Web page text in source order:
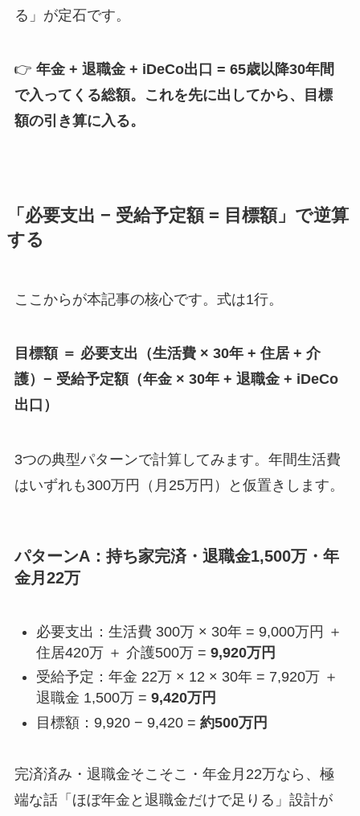
る」が定石です。
👉 年金 + 退職金 + iDeCo出口 = 65歳以降30年間
で入ってくる総額。これを先に出してから、目標
額の引き算に入る。
「必要支出 − 受給予定額 = 目標額」で逆算
する
ここからが本記事の核心です。式は1行。
目標額 ＝ 必要支出（生活費 × 30年 + 住居 + 介
護）− 受給予定額（年金 × 30年 + 退職金 + iDeCo
出口）
3つの典型パターンで計算してみます。年間生活費
はいずれも300万円（月25万円）と仮置きします。
パターンA：持ち家完済・退職金1,500万・年
金月22万
必要支出：生活費 300万 × 30年 = 9,000万円 ＋
住居420万 ＋ 介護500万 = 9,920万円
受給予定：年金 22万 × 12 × 30年 = 7,920万 ＋
退職金 1,500万 = 9,420万円
目標額：9,920 − 9,420 = 約500万円
完済済み・退職金そこそこ・年金月22万なら、極
端な話「ほぼ年金と退職金だけで足りる」設計が